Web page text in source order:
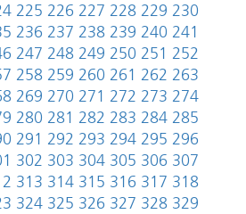
225 226 227 228 229 230
236 237 238 239 240 241
247 248 249 250 251 252
258 259 260 261 262 263
269 270 271 272 273 274
280 281 282 283 284 285
291 292 293 294 295 296
302 303 304 305 306 307
313 314 315 316 317 318
324 325 326 327 328 329